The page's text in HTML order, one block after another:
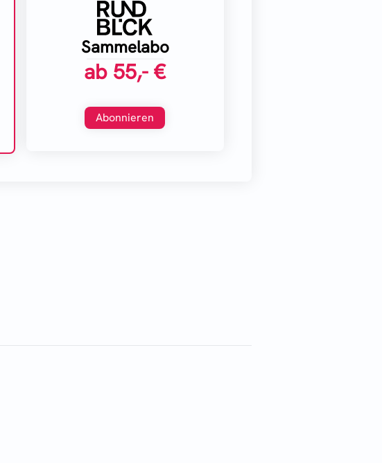
Sammelabo
ab 55,- €
Abonnieren